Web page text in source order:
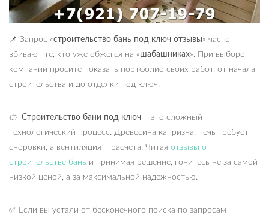
📌 Запрос «строительство бань под ключ отзывы» часто
вбивают те, кто уже обжегся на «шабашниках». При выборе
компании просите показать портфолио своих работ, от начала
строительства и до отделки под ключ.
👉 Строительство бани под ключ – это сложный
технологический процесс. Древесина капризна, печь требует
сноровки, а вентиляция – расчета. Читая отзывы о
строительстве бань и принимая решение, гонитесь не за самой
низкой ценой, а за максимальной надежностью.
✅ Если вы устали от бесконечного поиска по запросам